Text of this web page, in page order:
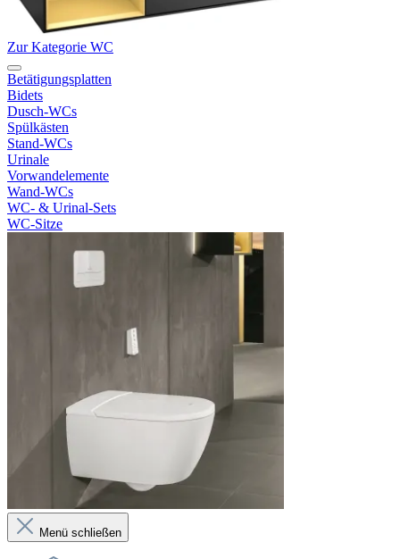
Zur Kategorie WC
Betätigungsplatten
Bidets
Dusch-WCs
Spülkästen
Stand-WCs
Urinale
Vorwandelemente
Wand-WCs
WC- & Urinal-Sets
WC-Sitze
Menü schließen